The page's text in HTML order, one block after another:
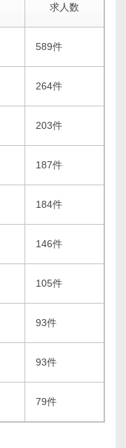
求人数
589件
264件
203件
187件
184件
146件
105件
93件
93件
79件